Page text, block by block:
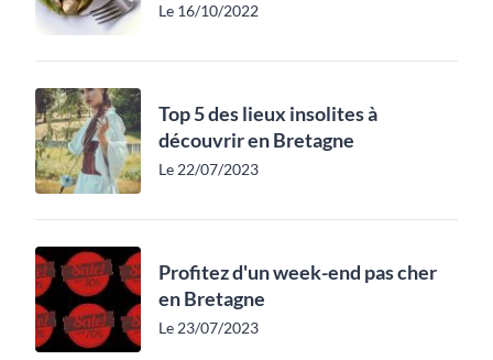
Le 16/10/2022
Top 5 des lieux insolites à
découvrir en Bretagne
Le 22/07/2023
Profitez d'un week-end pas cher
en Bretagne
Le 23/07/2023